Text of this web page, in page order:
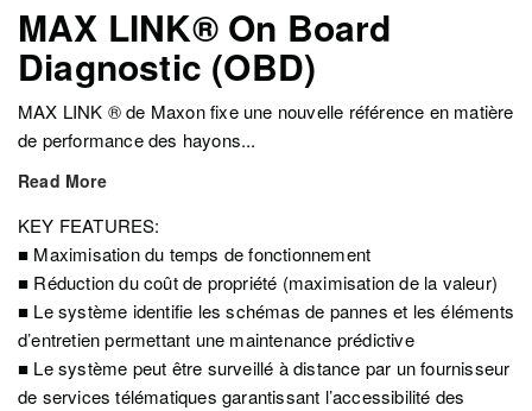
MAX LINK® On Board
Diagnostic (OBD)
MAX LINK ® de Maxon fixe une nouvelle référence en matière
de performance des hayons...
Read More
KEY FEATURES:
■ Maximisation du temps de fonctionnement
■ Réduction du coût de propriété (maximisation de la valeur)
■ Le système identifie les schémas de pannes et les éléments
d’entretien permettant une maintenance prédictive
■ Le système peut être surveillé à distance par un fournisseur
de services télématiques garantissant l’accessibilité des